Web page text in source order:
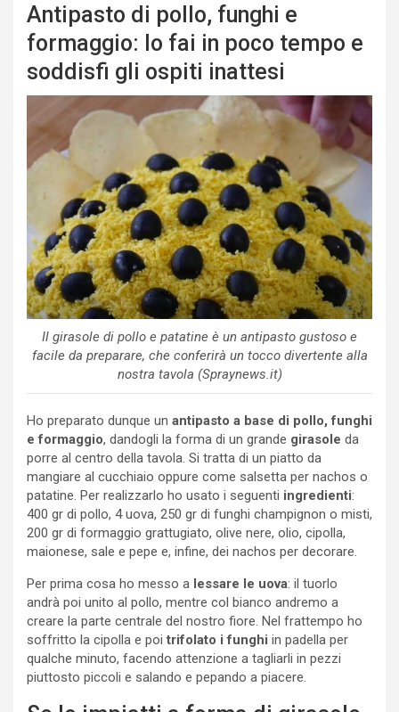
Antipasto di pollo, funghi e
formaggio: lo fai in poco tempo e
soddisfi gli ospiti inattesi
Il girasole di pollo e patatine è un antipasto gustoso e
facile da preparare, che conferirà un tocco divertente alla
nostra tavola (Spraynews.it)
Ho preparato dunque un antipasto a base di pollo, funghi
e formaggio, dandogli la forma di un grande girasole da
porre al centro della tavola. Si tratta di un piatto da
mangiare al cucchiaio oppure come salsetta per nachos o
patatine. Per realizzarlo ho usato i seguenti ingredienti:
400 gr di pollo, 4 uova, 250 gr di funghi champignon o misti,
200 gr di formaggio grattugiato, olive nere, olio, cipolla,
maionese, sale e pepe e, infine, dei nachos per decorare.
Per prima cosa ho messo a lessare le uova: il tuorlo
andrà poi unito al pollo, mentre col bianco andremo a
creare la parte centrale del nostro fiore. Nel frattempo ho
soffritto la cipolla e poitrifolato i funghi in padella per
qualche minuto, facendo attenzione a tagliarli in pezzi
piuttosto piccoli e salando e pepando a piacere.